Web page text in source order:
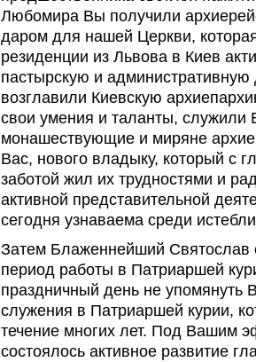
Любомира Вы получили
даром для нашей Церкви,
резиденции из Львова в Киев
пастырскую и административную
возглавили Киевскую
свои умения и таланты, служили
монашествующие и миряне
Вас, нового владыку, который с
заботой жил их трудностями и
активной представительной
сегодня узнаваема среди
Затем Блаженнейший Святослав
период работы в Патриаршей
праздничный день не упомянуть
служения в Патриаршей курии,
течение многих лет. Под Вашим
состоялось активное развитие